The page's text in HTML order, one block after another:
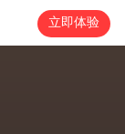
立即体验